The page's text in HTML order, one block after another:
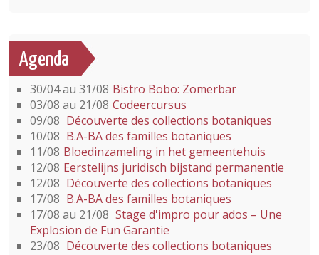
Agenda
30/04 au 31/08 Bistro Bobo: Zomerbar
03/08 au 21/08 Codeercursus
09/08 Découverte des collections botaniques
10/08 B.A-BA des familles botaniques
11/08 Bloedinzameling in het gemeentehuis
12/08 Eerstelijns juridisch bijstand permanentie
12/08 Découverte des collections botaniques
17/08 B.A-BA des familles botaniques
17/08 au 21/08 Stage d'impro pour ados – Une
Explosion de Fun Garantie
23/08 Découverte des collections botaniques